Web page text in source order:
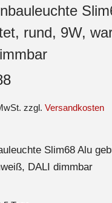
rund, 9W,
zzgl. Versandkosten
Slim68 Alu
DALI dimmbar